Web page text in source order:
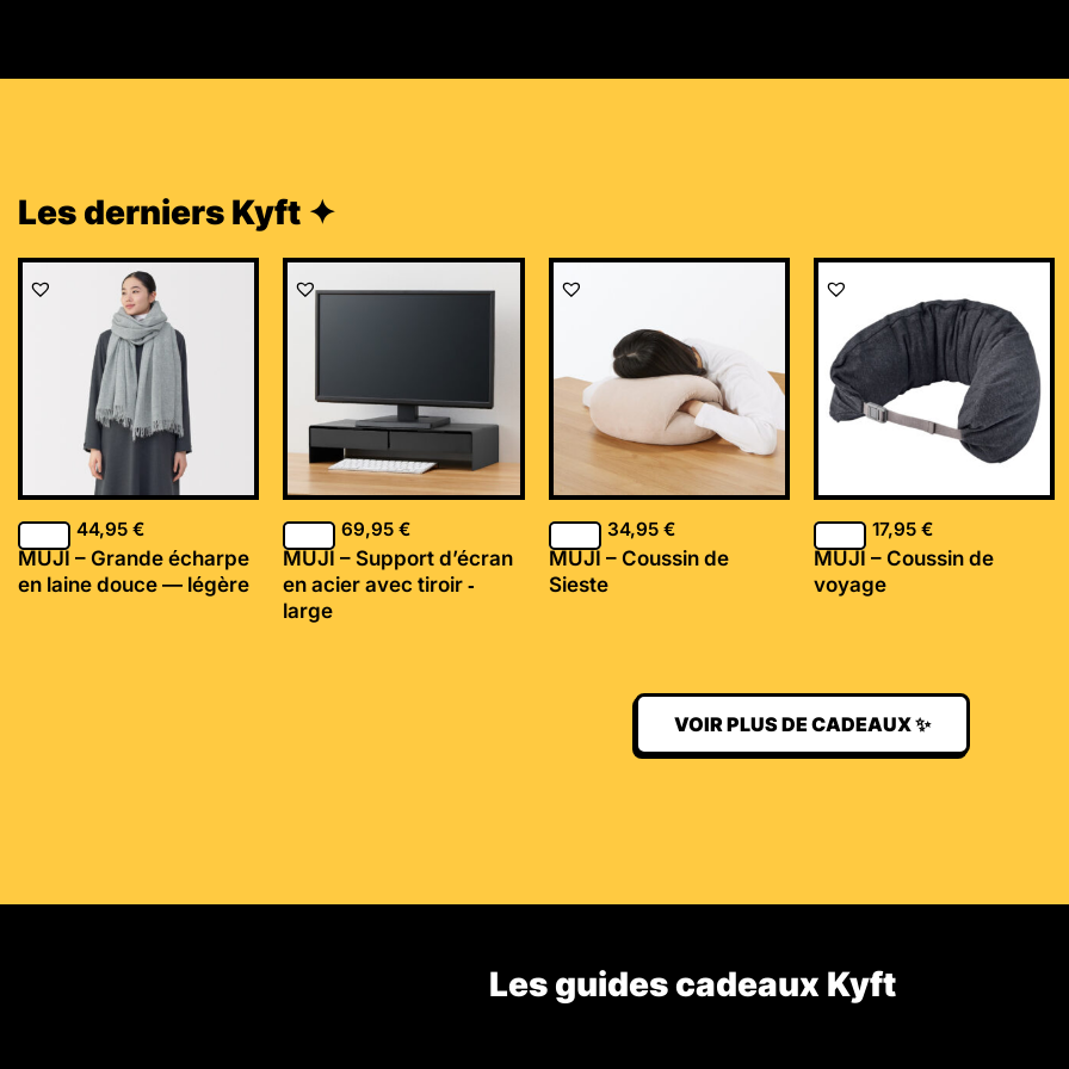
Les derniers Kyft ✦
44,95 €
MUJI – Grande écharpe
en laine douce — légère
69,95€
MUJI – Support d’écran
en acier avec tiroir ‐
large
34,95 €
MUJI – Coussin de
Sieste
17,95 €
MUJI – Coussin de
voyage
VOIR PLUS DE CADEAUX ✨
Les guides cadeaux Kyft​